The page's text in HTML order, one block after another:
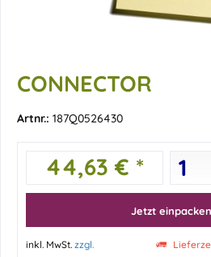
CONNECTOR
Artnr.: 187Q0526430
44,63 € *
Jetzt einpacken
inkl. MwSt. zzgl.